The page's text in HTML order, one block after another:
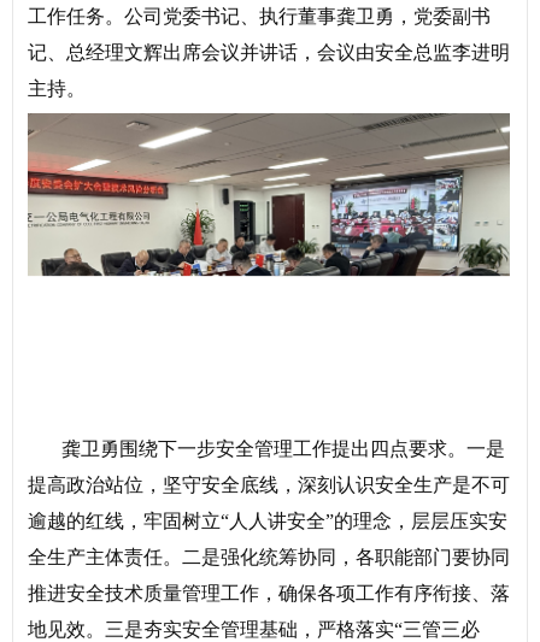
工作任务。公司党委书记、执行董事龚卫勇，党委副书
记、总经理文辉出席会议并讲话，会议由安全总监李进明
主持。
龚卫勇围绕下一步安全管理工作提出四点要求。一是
提高政治站位，坚守安全底线，深刻认识安全生产是不可
逾越的红线，牢固树立“人人讲安全”的理念，层层压实安
全生产主体责任。二是强化统筹协同，各职能部门要协同
推进安全技术质量管理工作，确保各项工作有序衔接、落
地见效。三是夯实安全管理基础，严格落实“三管三必